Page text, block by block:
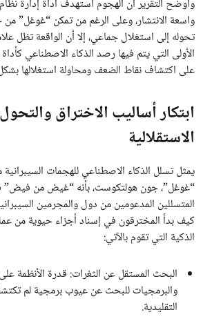
وأوضح التقرير أن الهجوم استهدف أداة إدارة
واسعة الانتشار، وعلى الرغم من تمكن “غوغل”
تحوله إلى استغلال جماعي، إلا أن الواقعة تظل
الأولى التي يتم فيها رصد الذكاء الاصطناعي
على اكتشاف نقاط الضعف ومحاولة استغلالها
ابتكار أساليب الاختراق
الاستقلالية
يمثل تسلل الذكاء الاصطناعي للهجمات
“غوغل”، جون هولتكوست، بأنه “غيض من فيض”
المتسللين المدعومين من دول والمجرمين
كيف بدأ المخترقون في إسناد أجزاء حيوية من
الذكية التي تقوم بالآتي:
البحث المستقل عن الثغرات: قدرة الأنظمة
والبرمجيات للبحث عن عيوب برمجية لم
التقليدية.